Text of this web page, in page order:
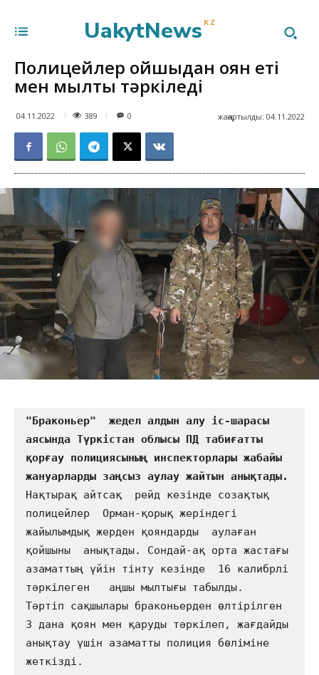
UakytNews KZ
Полицейлер қойшыдан қоян еті
мен мылтық тәркіледі
04.11.2022 389 жаңартылды: 04.11.2022
0
"Браконьер"  жедел алдын алу іс-шарасы
аясында Түркістан облысы ПД табиғатты
қорғау полициясының инспекторлары жабайы
Нақтырақ айтсақ  рейд кезінде созақтық
полицейлер  Орман-қорық жеріндегі
жайылымдық жерден қояндарды  аулаған
қойшыны  анықтады. Сондай-ақ орта жастағы
азаматтың үйін тінту кезінде  16 калибрлі
тәркілеген   аңшы мылтығы табылды.
Тәртіп сақшылары браконьерден өлтірілген
3 дана қоян мен қаруды тәркілеп, жағдайды
анықтау үшін азаматты полиция бөліміне
жеткізді.